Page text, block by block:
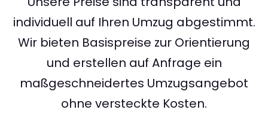
individuell auf Ihren Umzug abgestimmt.
Wir bieten Basispreise zur Orientierung
und erstellen auf Anfrage ein
maßgeschneidertes Umzugsangebot
ohne versteckte Kosten.